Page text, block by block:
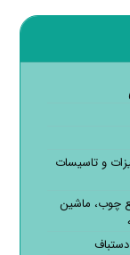
و تاسیسات
چوب، ماشین